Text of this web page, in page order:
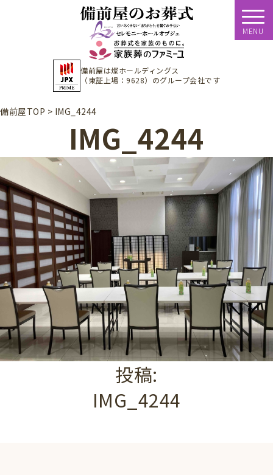
備前屋は燦ホールディングス
（東証上場：9628） のグループ会社です
MENU
備前屋TOP > IMG_4244
IMG_4244
投稿:
IMG_4244